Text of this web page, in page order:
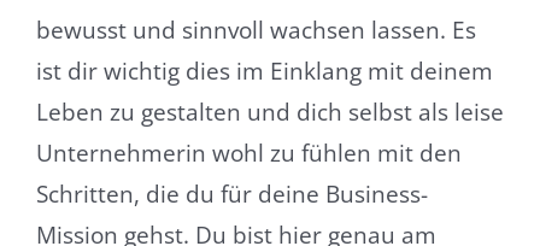
bewusst und sinnvoll wachsen lassen. Es
ist dir wichtig dies im Einklang mit deinem
Leben zu gestalten und dich selbst als leise
Unternehmerin wohl zu fühlen mit den
Schritten, die du für deine Business-
Mission gehst. Du bist hier genau am